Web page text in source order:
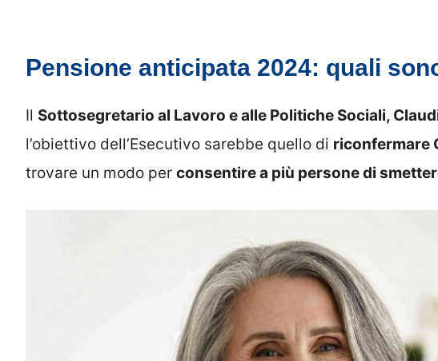
Pensione anticipata 2024: quali
Il Sottosegretario al Lavoro e alle Politiche Sociali,
l’obiettivo dell’Esecutivo sarebbe quello di riconfermare
trovare un modo per consentire a più persone di